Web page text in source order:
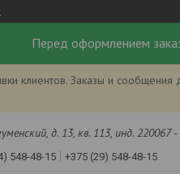
Перед оформлением
клиентов. Заказы и
д. 13, кв. 113, инд. 220067
548-48-15 +375 (29) 548-48-15